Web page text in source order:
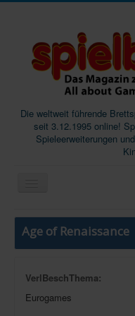
Die weltweit führende
seit 3.12.1995 online!
Spieleerweiterungen
Start
Magazine
Age of Renaissance
VerlBeschThema:
Eurogames